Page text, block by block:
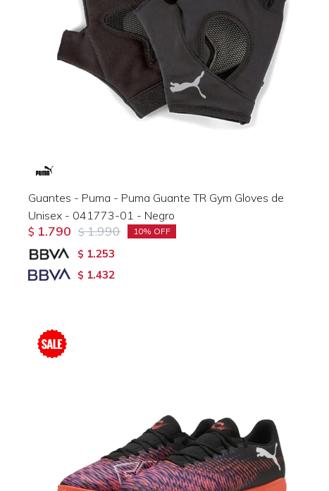
Guantes - Puma - Puma Guante TR Gym Gloves de
Unisex - 041773-01 - Negro
$ 1.790 $ 1.990 10
$ 1.253
$ 1.432